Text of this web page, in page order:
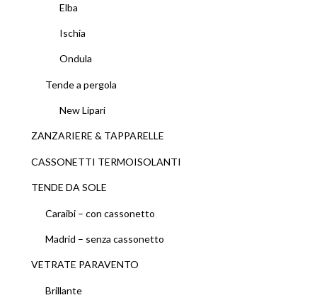
Elba
Ischia
Ondula
Tende a pergola
New Lipari
ZANZARIERE & TAPPARELLE
CASSONETTI TERMOISOLANTI
TENDE DA SOLE
Caraibi – con cassonetto
Madrid – senza cassonetto
VETRATE PARAVENTO
Brillante